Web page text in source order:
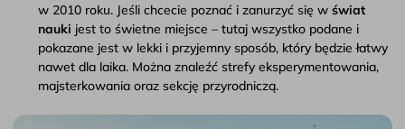
w 2010 roku. Jeśli chcecie poznać i zanurzyć się w świat
nauki jest to świetne miejsce – tutaj wszystko podane i
pokazane jest w lekki i przyjemny sposób, który będzie łatwy
nawet dla laika. Można znaleźć strefy eksperymentowania,
majsterkowania oraz sekcję przyrodniczą.